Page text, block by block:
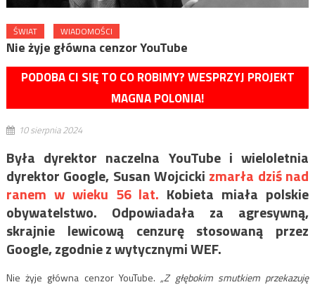
ŚWIAT WIADOMOŚCI
Nie żyje główna cenzor YouTube
PODOBA CI SIĘ TO CO ROBIMY? WESPRZYJ PROJEKT
MAGNA POLONIA!
10 sierpnia 2024
Była dyrektor naczelna YouTube i wieloletnia
dyrektor Google, Susan Wojcicki zmarła dziś nad
ranem w wieku 56 lat. Kobieta miała polskie
obywatelstwo. Odpowiadała za agresywną,
skrajnie lewicową cenzurę stosowaną przez
Google, zgodnie z wytycznymi WEF.
Nie żyje główna cenzor YouTube. „Z głębokim smutkiem przekazuję